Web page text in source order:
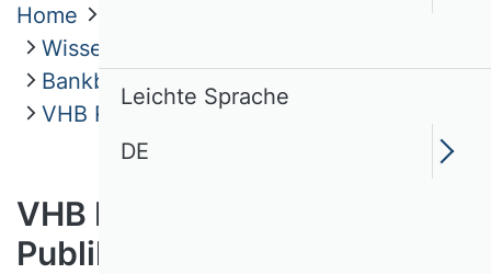
Home
Wissenschaftliche Kommissionen
Bankbetriebslehre und Finanzierung
VHB Rating 2024
VHB Rating 2024 für
Publikationsmedien
Leichte Sprache
DE